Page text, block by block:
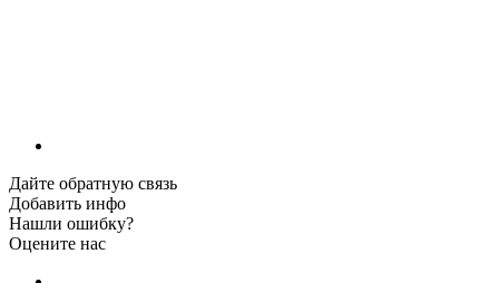
Дайте обратную связь
Добавить инфо
Нашли ошибку?
Оцените нас